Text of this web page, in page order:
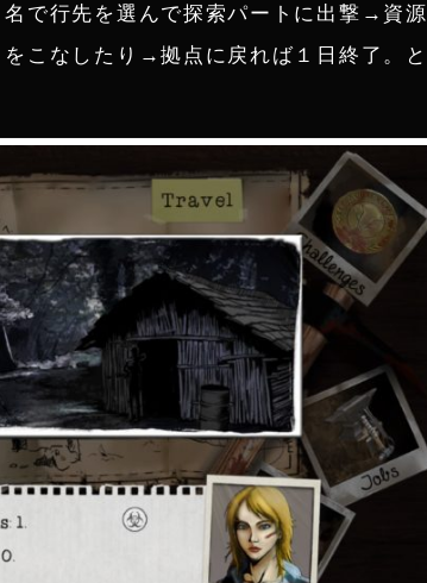
で行先を選んで探索パートに出撃→資源
こなしたり→拠点に戻れば１日終了。と